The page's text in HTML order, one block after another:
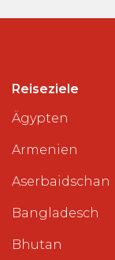
Reiseziele
Ägypten
Armenien
Aserbaidschan
Bangladesch
Bhutan